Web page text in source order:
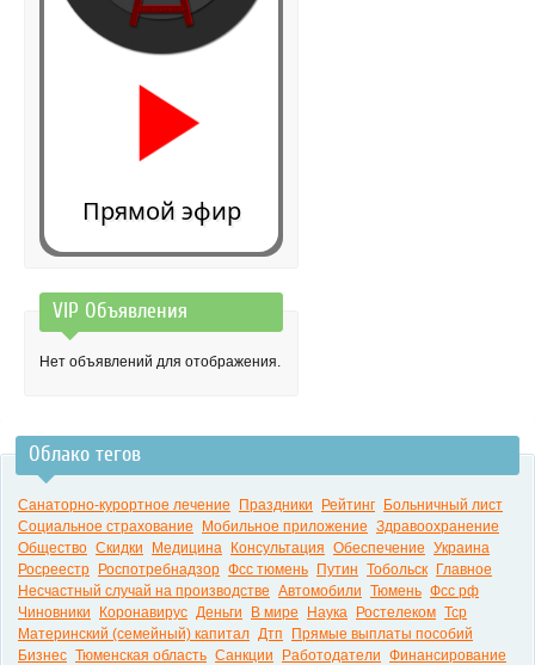
0:00
Прямой эфир
VIP Объявления
Нет объявлений для отображения.
Облако тегов
Санаторно-курортное лечение Праздники Рейтинг
Больничный лист
Социальное страхование
Мобильное приложение Здравоохранение
Общество Скидки Медицина Консультация Обеспечение Украина
Росреестр
Роспотребнадзор Фсс тюмень Путин Тобольск
Главное
Несчастный случай на производстве Автомобили Тюмень Фсс рф
Чиновники
Коронавирус Деньги В мире Наука Ростелеком Тср
Материнский (семейный) капитал Дтп
Прямые выплаты пособий
Бизнес Тюменская область Санкции Работодатели Финансирование